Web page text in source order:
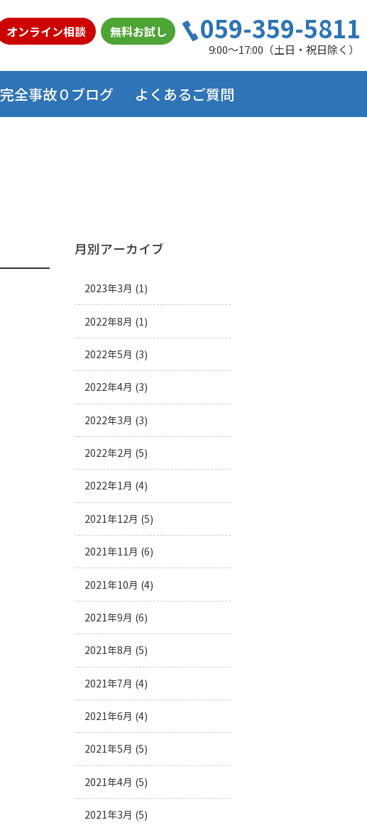
オンライン相談 無料お試し 059-359-5811
9:00～17:00（土日・祝日除く）
完全事故０ブログ よくあるご質問
月別アーカイブ
2023年3月 (1)
2022年8月 (1)
2022年5月 (3)
2022年4月 (3)
2022年3月 (3)
2022年2月 (5)
2022年1月 (4)
2021年12月 (5)
2021年11月 (6)
2021年10月 (4)
2021年9月 (6)
2021年8月 (5)
2021年7月 (4)
2021年6月 (4)
2021年5月 (5)
2021年4月 (5)
2021年3月 (5)